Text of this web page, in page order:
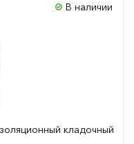
В наличии
кладочный